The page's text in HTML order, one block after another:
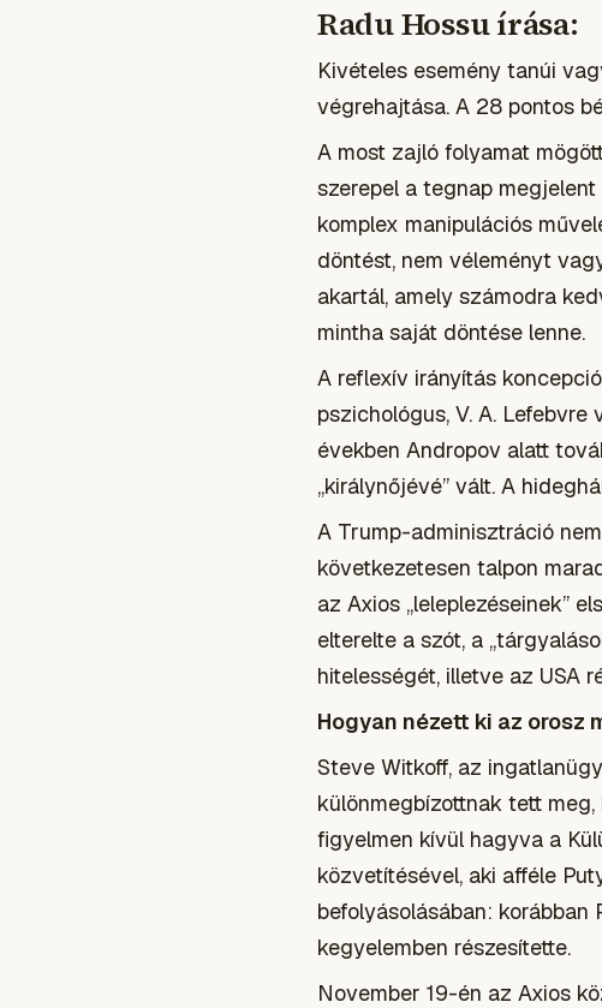
Radu Hossu írása:
Kivételes esemény tanúi
végrehajtása. A 28 pontos
A most zajló folyamat
szerepel a tegnap
komplex manipulációs
döntést, nem véleményt
akartál, amely számodra
mintha saját döntése lenne.
A reflexív irányítás
pszichológus, V. A.
években Andropov alatt
„királynőjévé” vált. A
A Trump-adminisztráció
következetesen talpon
az Axios „leleplezéseinek”
elterelte a szót, a
hitelességét, illetve az USA
Hogyan nézett ki az orosz
Steve Witkoff, az
különmegbízottnak tett
figyelmen kívül hagyva a
közvetítésével, aki afféle
befolyásolásában:
kegyelemben részesítette.
November 19-én az Axios